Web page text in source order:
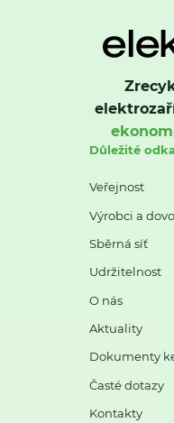
Důležité
Veřejnost
Výrobci a
Sběrná síť
Udržitelnost
O nás
Aktuality
Dokumenty
Časté dotazy
Kontakty